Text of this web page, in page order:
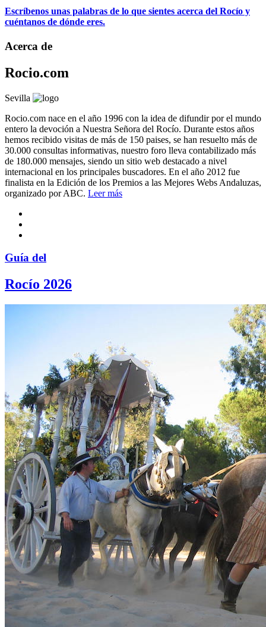
Escríbenos unas palabras de lo que sientes acerca del Rocío y
cuéntanos de dónde eres.
Acerca de
Rocio.com
Sevilla
Rocio.com nace en el año 1996 con la idea de difundir por el mundo
entero la devoción a Nuestra Señora del Rocío. Durante estos años
hemos recibido visitas de más de 150 paises, se han resuelto más de
30.000 consultas informativas, nuestro foro lleva contabilizado más
de 180.000 mensajes, siendo un sitio web destacado a nivel
internacional en los principales buscadores. En el año 2012 fue
finalista en la Edición de los Premios a las Mejores Webs Andaluzas,
organizado por ABC. Leer más
Guía del
Rocío 2026